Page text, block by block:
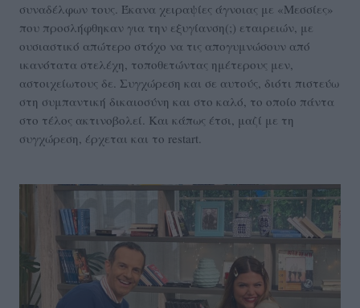
συναδέλφων τους. Έκανα χειραψίες άγνοιας με «Μεσσίες»
που προσλήφθηκαν για την εξυγίανση(;) εταιρειών, με
ουσιαστικό απώτερο στόχο να τις απογυμνώσουν από
ικανότατα στελέχη, τοποθετώντας ημέτερους μεν,
αστοιχείωτους δε. Συγχώρεση και σε αυτούς, διότι πιστεύω
στη συμπαντική δικαιοσύνη και στο καλό, το οποίο πάντα
στο τέλος ακτινοβολεί. Και κάπως έτσι, μαζί με τη
συγχώρεση, έρχεται και το restart.